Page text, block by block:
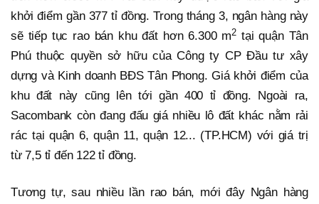
khởi điểm gần 377 tỉ đồng. Trong tháng 3, ngân hàng này
sẽ tiếp tục rao bán khu đất hơn 6.300 m2tại quận Tân
Phú thuộc quyền sở hữu của Công ty CP Đầu tư xây
dựng và Kinh doanh BĐS Tân Phong. Giá khởi điểm của
khu đất này cũng lên tới gần 400 tỉ đồng. Ngoài ra,
Sacombank còn đang đấu giá nhiều lô đất khác nằm rải
rác tại quận 6, quận 11, quận 12... (TP.HCM) với giá trị
từ 7,5 tỉ đến 122 tỉ đồng.
Tương tự, sau nhiều lần rao bán, mới đây Ngân hàng